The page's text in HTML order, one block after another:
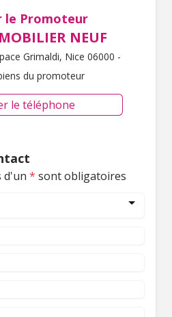
le Promoteur
NEUF
Grimaldi, Nice 06000 -
du promoteur
le téléphone
d'un * sont obligatoires